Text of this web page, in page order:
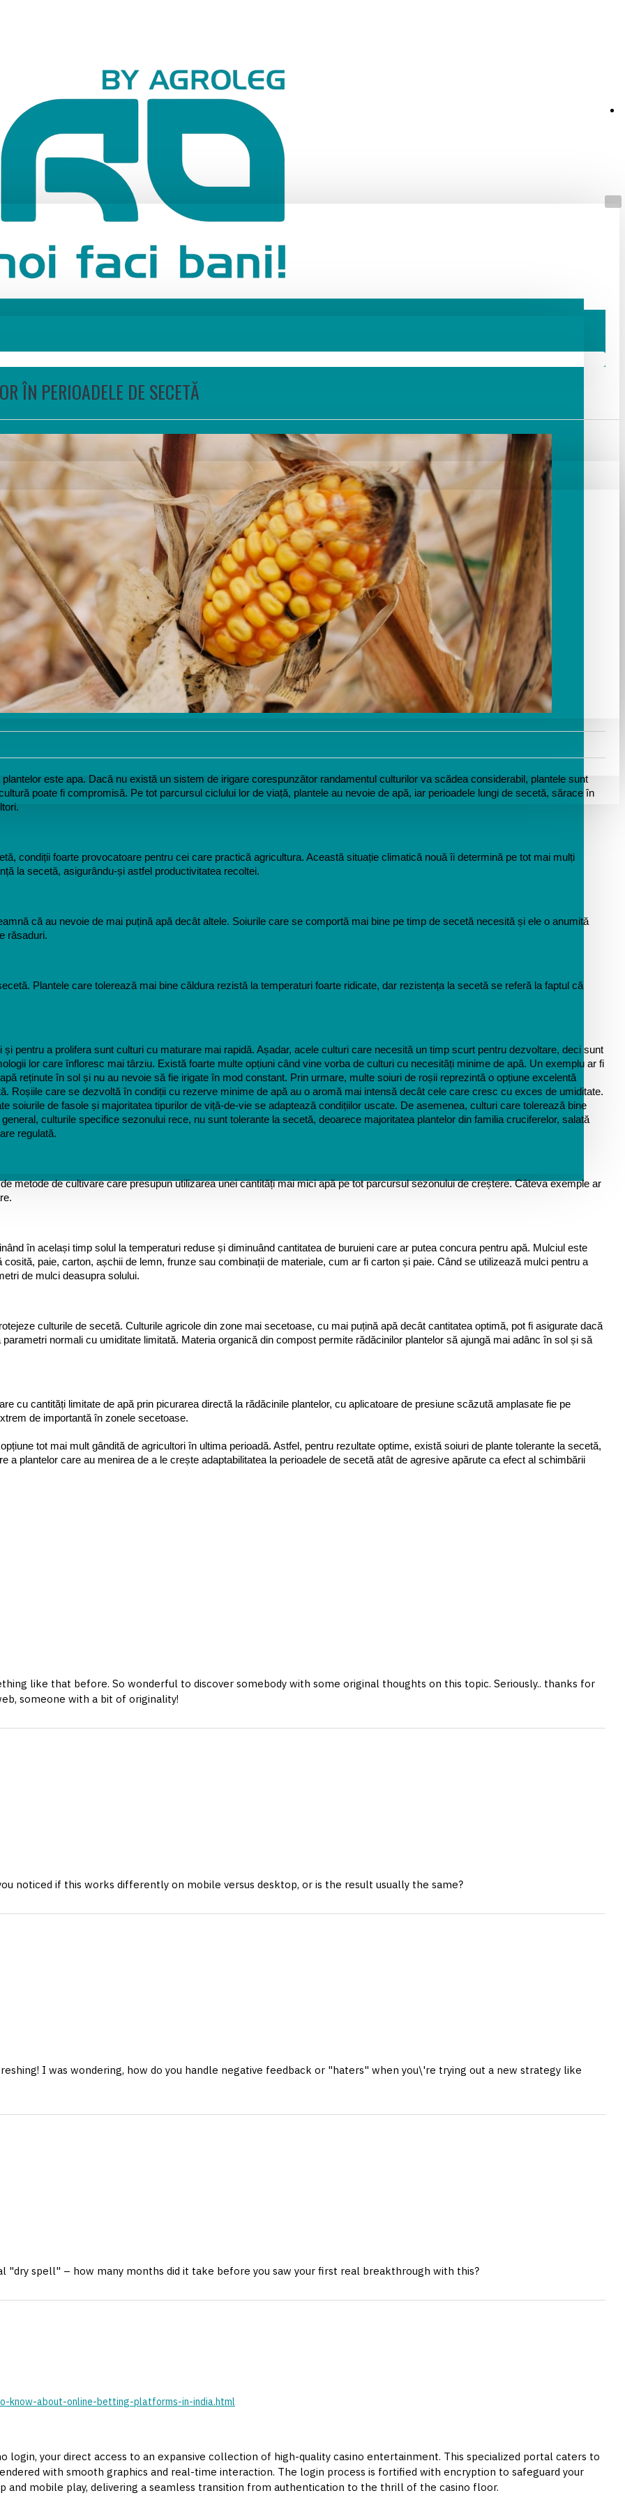
ÎN PERIOADELE DE SECETĂ
este apa. Dacă nu există un sistem de irigare corespunzător randamentul culturilor va scădea considerabil, plantele sunt
poate fi compromisă. Pe tot parcursul ciclului lor de viață, plantele au nevoie de apă, iar perioadele lungi de secetă, sărace în
condiții foarte provocatoare pentru cei care practică agricultura. Această situație climatică nouă îi determină pe tot mai mulți
la secetă, asigurându-și astfel productivitatea recoltei.
că au nevoie de mai puțină apă decât altele. Soiurile care se comportă mai bine pe timp de secetă necesită și ele o anumită
răsaduri.
Plantele care tolerează mai bine căldura rezistă la temperaturi foarte ridicate, dar rezistența la secetă se referă la faptul că
pentru a prolifera sunt culturi cu maturare mai rapidă. Așadar, acele culturi care necesită un timp scurt pentru dezvoltare, deci sunt
lor care înfloresc mai târziu. Există foarte multe opțiuni când vine vorba de culturi cu necesități minime de apă. Un exemplu ar fi
reținute în sol și nu au nevoie să fie irigate în mod constant. Prin urmare, multe soiuri de roșii reprezintă o opțiune excelentă
Roșiile care se dezvoltă în condiții cu rezerve minime de apă au o aromă mai intensă decât cele care cresc cu exces de umiditate.
soiurile de fasole și majoritatea tipurilor de viță-de-vie se adaptează condițiilor uscate. De asemenea, culturi care tolerează bine
culturile specifice sezonului rece, nu sunt tolerante la secetă, deoarece majoritatea plantelor din familia cruciferelor, salată
regulată.
metode de cultivare care presupun utilizarea unei cantități mai mici apă pe tot parcursul sezonului de creștere. Câteva exemple ar
în același timp solul la temperaturi reduse și diminuând cantitatea de buruieni care ar putea concura pentru apă. Mulciul este
paie, carton, așchii de lemn, frunze sau combinații de materiale, cum ar fi carton și paie. Când se utilizează mulci pentru a
de mulci deasupra solului.
culturile de secetă. Culturile agricole din zone mai secetoase, cu mai puțină apă decât cantitatea optimă, pot fi asigurate dacă
normali cu umiditate limitată. Materia organică din compost permite rădăcinilor plantelor să ajungă mai adânc în sol și să
cu cantități limitate de apă prin picurarea directă la rădăcinile plantelor, cu aplicatoare de presiune scăzută amplasate fie pe
de importantă în zonele secetoase.
tot mai mult gândită de agricultori în ultima perioadă. Astfel, pentru rezultate optime, există soiuri de plante tolerante la secetă,
a plantelor care au menirea de a le crește adaptabilitatea la perioadele de secetă atât de agresive apărute ca efect al schimbării
like that before. So wonderful to discover somebody with some original thoughts on this topic. Seriously.. thanks for
someone with a bit of originality!
noticed if this works differently on mobile versus desktop, or is the result usually the same?
I was wondering, how do you handle negative feedback or "haters" when you\'re trying out a new strategy like
"dry spell" – how many months did it take before you saw your first real breakthrough with this?
know-about-online-betting-platforms-in-india.html
login, your direct access to an expansive collection of high-quality casino entertainment. This specialized portal caters to
with smooth graphics and real-time interaction. The login process is fortified with encryption to safeguard your
mobile play, delivering a seamless transition from authentication to the thrill of the casino floor.